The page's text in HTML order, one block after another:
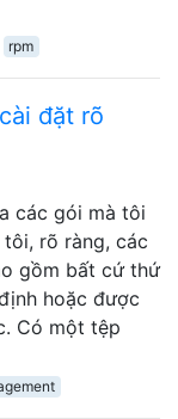
rpm
đặt rõ
các gói mà tôi
rõ ràng, các
gồm bất cứ thứ
hoặc được
Có một tệp